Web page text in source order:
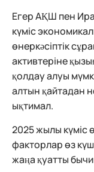
Егер АҚШ пен
күміс
өнеркәсіптік
активтеріне
қолдау алуы
алтын қайтадан
ықтимал.
2025 жылы күміс
факторлар өз
жаңа қуатты